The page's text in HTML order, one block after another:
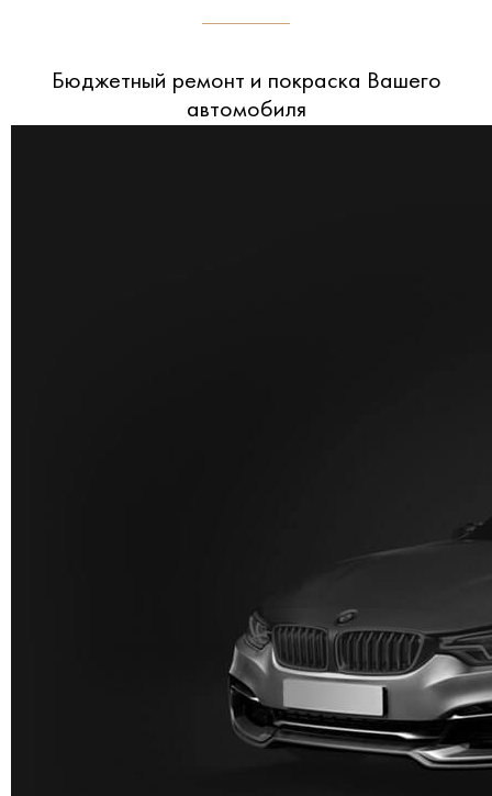
Бюджетный ремонт и покраска Вашего
автомобиля